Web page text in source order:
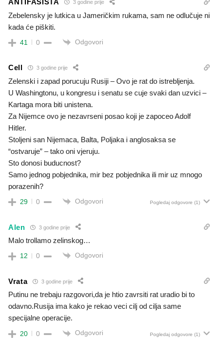
ANTIFAŠISTA 3 godine prije
Zebelensky je lutkica u Jameričkim rukama, sam ne odlučuje ni
kada će piškiti.
41 0 Odgovori
Cell 3 godine prije
Zelenski i zapad porucuju Rusiji – Ovo je rat do istrebljenja.
U Washingtonu, u kongresu i senatu se cuje svaki dan uzvici –
Kartaga mora biti unistena.
Za Nijemce ovo je nezavrseni posao koji je zapoceo Adolf
Hitler.
Stoljeni san Nijemaca, Balta, Poljaka i anglosaksa se
“ostvaruje” – tako oni vjeruju.
Sto donosi buducnost?
Samo jednog pobjednika, mir bez pobjednika ili mir uz mnogo
porazenih?
29 0 Odgovori Pogledaj odgovore (1)
Alen 3 godine prije
Malo trollamo zelinskog…
12 0 Odgovori
Vrata 3 godine prije
Putinu ne trebaju razgovori,da je htio zavrsiti rat uradio bi to
odavno.Rusija ima kako je rekao veci cilj od cilja same
specijalne operacije.
20 0 Odgovori Pogledaj odgovore (1)